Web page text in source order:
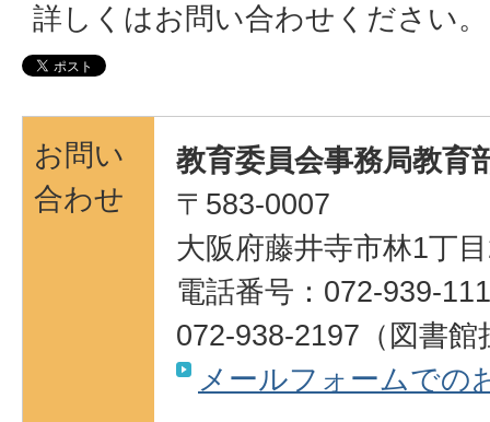
詳しくはお問い合わせください。
お問い
合わせ
教育委員会事務局教育
〒583-0007
大阪府藤井寺市林1丁
電話番号：072-939-
072-938-2197（図書館
メールフォームでの